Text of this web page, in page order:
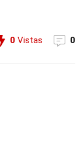
0 Vistas 0